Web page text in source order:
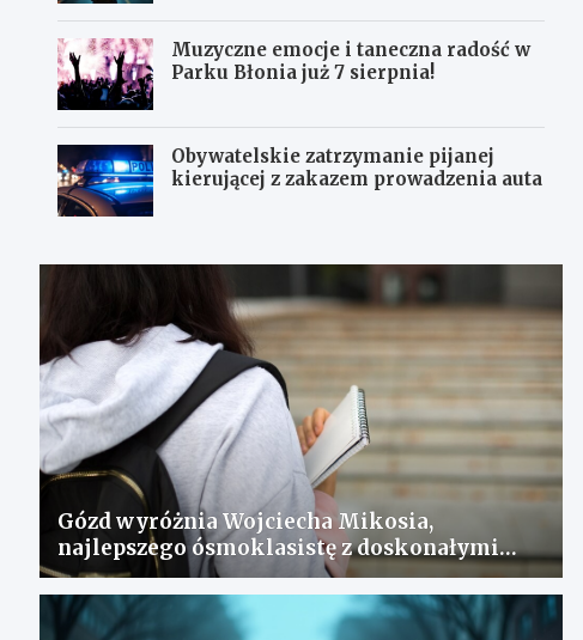
Muzyczne emocje i taneczna radość w
Parku Błonia już 7 sierpnia!
Obywatelskie zatrzymanie pijanej
kierującej z zakazem prowadzenia auta
Gózd wyróżnia Wojciecha Mikosia,
najlepszego ósmoklasistę z doskonałymi
wynikami!